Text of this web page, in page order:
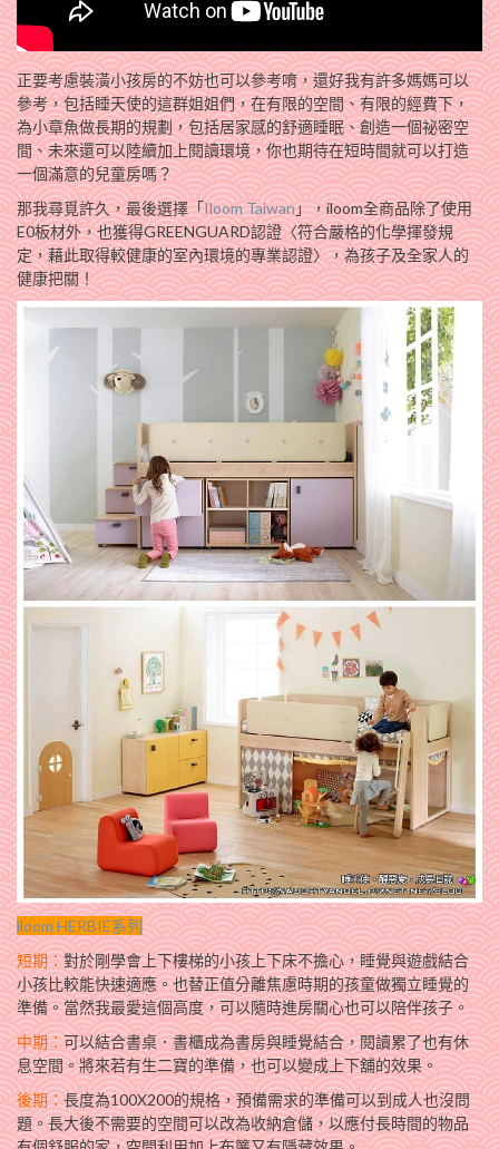
正要考慮裝潢小孩房的不妨也可以參考唷，還好我有許多媽媽可以
參考，包括睡天使的這群姐姐們，在有限的空間、有限的經費下，
為小章魚做長期的規劃，包括居家感的舒適睡眠、創造一個祕密空
間、未來還可以陸續加上閱讀環境，你也期待在短時間就可以打造
一個滿意的兒童房嗎？
那我尋覓許久，最後選擇「Iloom Taiwan」，iloom全商品除了使用
E0板材外，也獲得GREENGUARD認證〈符合嚴格的化學揮發規
定，藉此取得較健康的室內環境的專業認證〉，為孩子及全家人的
健康把關！
iloom HERBIE系列
短期：對於剛學會上下樓梯的小孩上下床不擔心，睡覺與遊戲結合
小孩比較能快速適應。也替正值分離焦慮時期的孩童做獨立睡覺的
準備。當然我最愛這個高度，可以隨時進房關心也可以陪伴孩子。
中期：可以結合書桌．書櫃成為書房與睡覺結合，閱讀累了也有休
息空間。將來若有生二寶的準備，也可以變成上下舖的效果。
後期：長度為100X200的規格，預備需求的準備可以到成人也沒問
題。長大後不需要的空間可以改為收納倉儲，以應付長時間的物品